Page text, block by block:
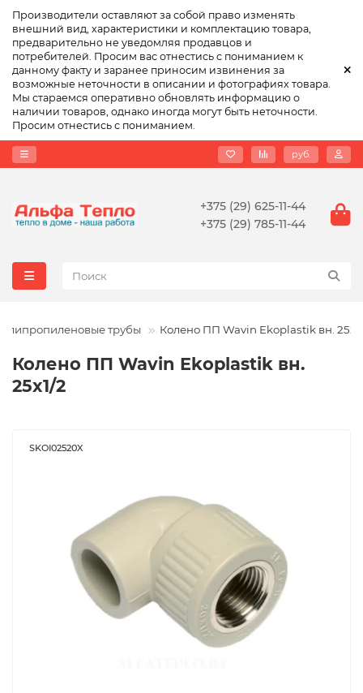
Производители оставляют за собой право изменять
внешний вид, характеристики и комплектацию товара,
предварительно не уведомляя продавцов и
потребителей. Просим вас отнестись с пониманием к
данному факту и заранее приносим извинения за
возможные неточности в описании и фотографиях товара.
Мы стараемся оперативно обновлять информацию о
наличии товаров, однако иногда могут быть неточности.
Просим отнестись с пониманием.
руб.
+375 (29) 625-11-44
+375 (29) 785-11-44
трубы Колено ПП Wavin Ekoplastik вн.
Колено ПП Wavin Ekoplastik вн.
25x1/2
SKOI02520X